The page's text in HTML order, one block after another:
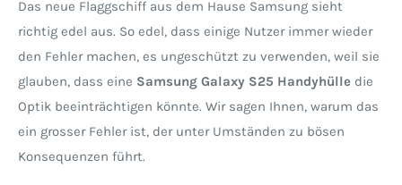
Das neue Flaggschiff aus dem Hause Samsung sieht
richtig edel aus. So edel, dass einige Nutzer immer wieder
den Fehler machen, es ungeschützt zu verwenden, weil sie
glauben, dass eine Samsung Galaxy S25 Handyhülle die
Optik beeinträchtigen könnte. Wir sagen Ihnen, warum das
ein grosser Fehler ist, der unter Umständen zu bösen
Konsequenzen führt.